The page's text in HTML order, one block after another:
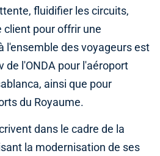
fluidifier les circuits,
client pour offrir une
l'ensemble des voyageurs est
de l'ONDA pour l'aéroport
ainsi que pour
du Royaume.
dans le cadre de la
la modernisation de ses